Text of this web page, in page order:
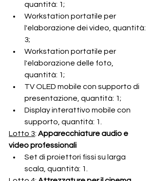
quantità: 1;
Workstation portatile per
l'elaborazione dei video, quantità:
3;
Workstation portatile per
l'elaborazione delle foto,
quantità: 1;
TV OLED mobile con supporto di
presentazione, quantità: 1;
Display interattivo mobile con
supporto, quantità: 1.
Lotto 3: Apparecchiature audio e
video professionali
Set di proiettori fissi su larga
scala, quantità: 1.